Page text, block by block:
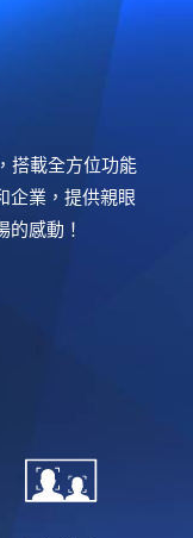
搭載全方位功能
企業，提供親眼
感動！